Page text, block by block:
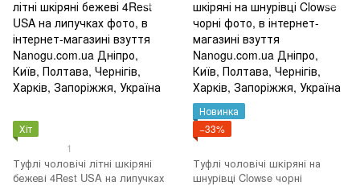
Хіт
1
Туфлі чоловічі літні шкіряні
бежеві 4Rest USA на липучках
Новинка
−33%
Туфлі чоловічі шкіряні на
шнурівці Clowse чорні